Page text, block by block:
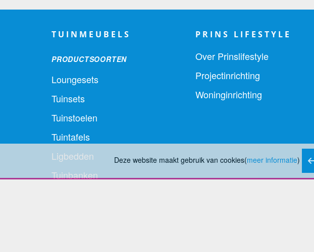
Deze website maakt gebruik van cookies(meer informatie)
TUINMEUBELS
PRODUCTSOORTEN
Loungesets
Tuinsets
Tuinstoelen
Tuintafels
Ligbedden
Tuinbanken
PRINS LIFESTYLE
Over Prinslifestyle
Projectinrichting
Woninginrichting